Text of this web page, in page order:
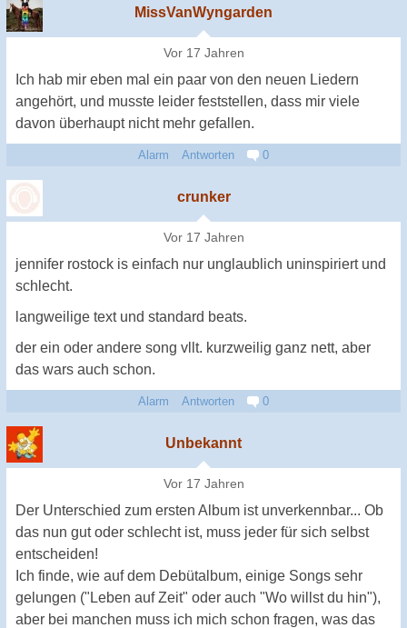
MissVanWyngarden
Vor 17 Jahren
Ich hab mir eben mal ein paar von den neuen Liedern
angehört, und musste leider feststellen, dass mir viele
davon überhaupt nicht mehr gefallen.
Alarm Antworten 0
crunker
Vor 17 Jahren
jennifer rostock is einfach nur unglaublich uninspiriert und
schlecht.
langweilige text und standard beats.
der ein oder andere song vllt. kurzweilig ganz nett, aber
das wars auch schon.
Alarm Antworten 0
Unbekannt
Vor 17 Jahren
Der Unterschied zum ersten Album ist unverkennbar... Ob
das nun gut oder schlecht ist, muss jeder für sich selbst
entscheiden!
Ich finde, wie auf dem Debütalbum, einige Songs sehr
gelungen ("Leben auf Zeit" oder auch "Wo willst du hin"),
aber bei manchen muss ich mich schon fragen, was das